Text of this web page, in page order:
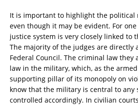
It is important to highlight the political
even though it may be evident. For
justice system is very closely linked to
The majority of the judges are directly
Federal Council. The criminal law they
law in the military, which, as the
supporting pillar of its monopoly on
know that the military is central to any
controlled accordingly. In civilian